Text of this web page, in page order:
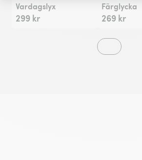
Vardagslyx
299 kr
Färglycka
269 kr